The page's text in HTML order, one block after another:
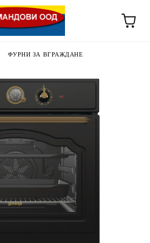
ФУРНИ ЗА ВГРАЖДАНЕ